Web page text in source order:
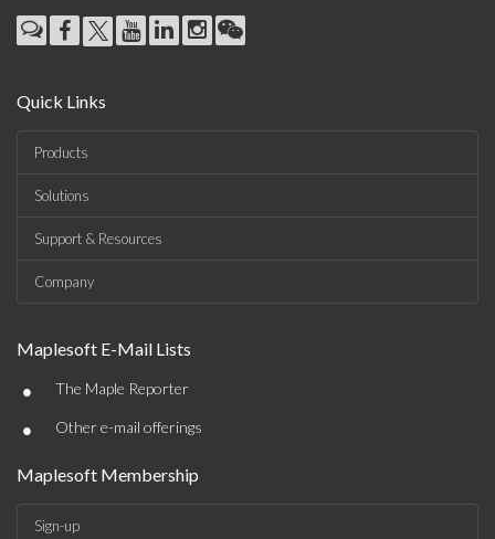
Quick Links
Products
Solutions
Support & Resources
Company
Maplesoft E-Mail Lists
• The Maple Reporter
• Other e-mail offerings
Maplesoft Membership
Sign-up